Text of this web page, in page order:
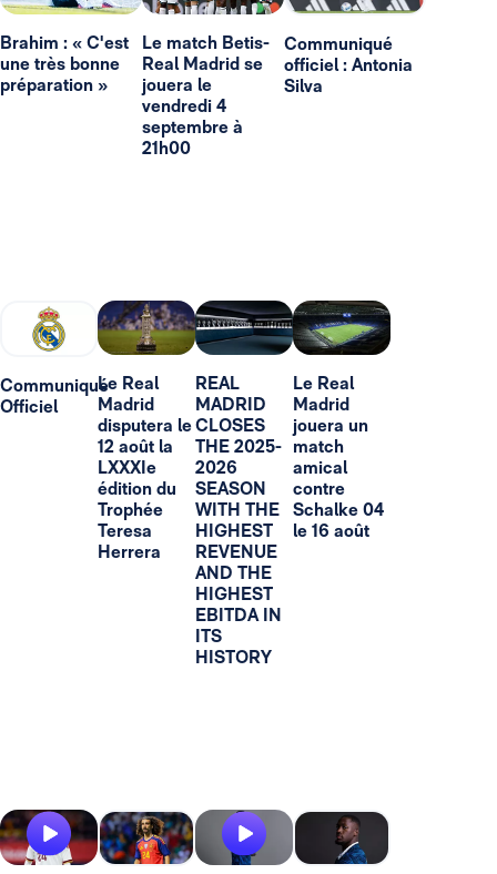
Brahim : « C'est
une très bonne
préparation »
Le match Betis-
Real Madrid se
jouera le
vendredi 4
septembre à
21h00
Communiqué
officiel : Antonia
Silva
Communiqué
Officiel
Le Real
Madrid
disputera le
12 août la
LXXXIe
édition du
Trophée
Teresa
Herrera
REAL
MADRID
CLOSES
THE 2025-
2026
SEASON
WITH THE
HIGHEST
REVENUE
AND THE
HIGHEST
EBITDA IN
ITS
HISTORY
Le Real
Madrid
jouera un
match
amical
contre
Schalke 04
le 16 août